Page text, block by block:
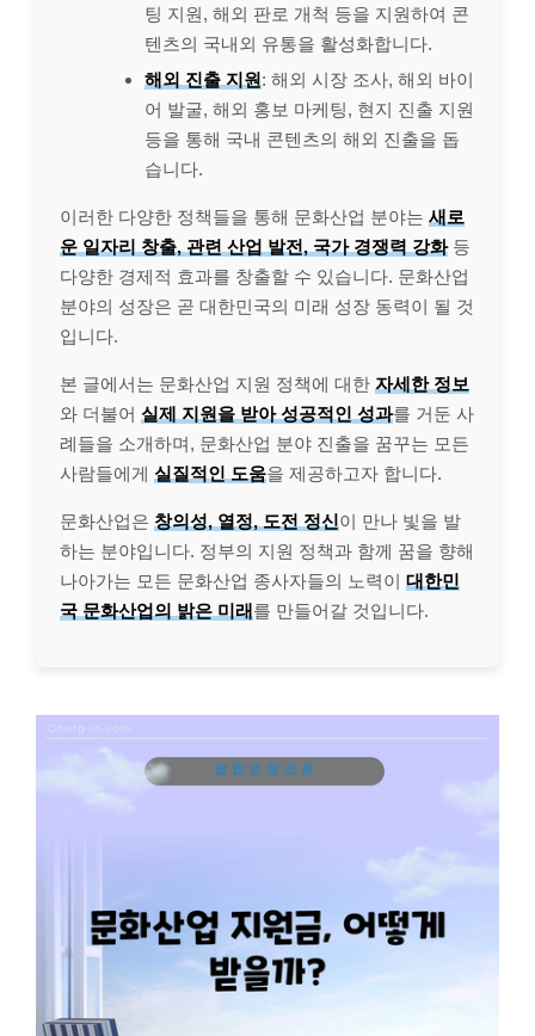
팅 지원, 해외 판로 개척 등을 지원하여 콘
텐츠의 국내외 유통을 활성화합니다.
해외 진출 지원: 해외 시장 조사, 해외 바이
어 발굴, 해외 홍보 마케팅, 현지 진출 지원
등을 통해 국내 콘텐츠의 해외 진출을 돕
습니다.
이러한 다양한 정책들을 통해 문화산업 분야는 새로
운 일자리 창출, 관련 산업 발전, 국가 경쟁력 강화등
다양한 경제적 효과를 창출할 수 있습니다. 문화산업
분야의 성장은 곧 대한민국의 미래 성장 동력이 될 것
입니다.
본 글에서는 문화산업 지원 정책에 대한 자세한 정보
와 더불어 실제 지원을 받아 성공적인 성과를 거둔 사
례들을 소개하며, 문화산업 분야 진출을 꿈꾸는 모든
사람들에게 실질적인 도움을 제공하고자 합니다.
문화산업은 창의성, 열정, 도전 정신이 만나 빛을 발
하는 분야입니다. 정부의 지원 정책과 함께 꿈을 향해
나아가는 모든 문화산업 종사자들의 노력이 대한민
국 문화산업의 밝은 미래를 만들어갈 것입니다.